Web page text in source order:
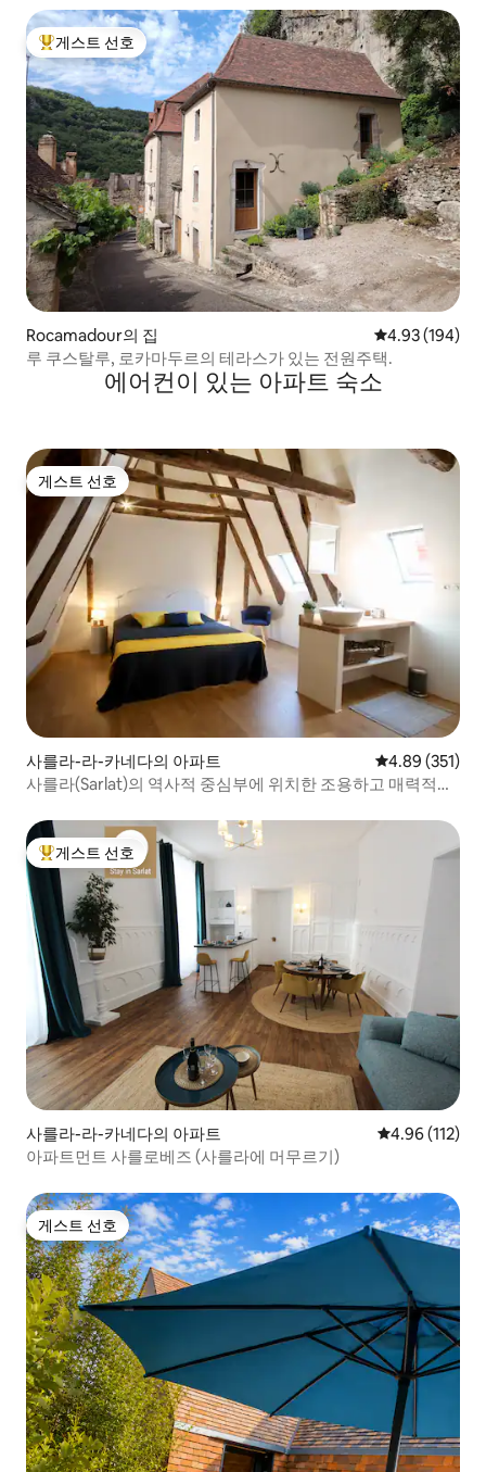
상위 게스트 선호
게스트 선호
Rocamadour의 집 평점 4.93점(5
4.93 (194)
루 쿠스탈루, 로카마두르의 테라스가 있는 전원주택.
에어컨이 있는 아파트 숙소
게스트 선호
게스트 선호
사를라-라-카네다의 아파트 평점 4.89점(5
4.89 (351)
사를라(Sarlat)의 역사적 중심부에 위치한 조용하고 매력적인
상위 게스트 선호
게스트 선호
사를라-라-카네다의 아파트 평점 4.96점(5
4.96 (112)
아파트먼트 사를로베즈 (사를라에 머무르기)
게스트 선호
게스트 선호